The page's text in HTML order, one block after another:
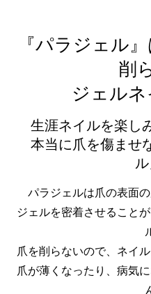
『パラジェル
削
ジェルネ
生涯ネイルを楽し
本当に爪を傷ませ
ル
パラジェルは爪の表面
ジェルを密着させること
爪を削らないので、ネイ
爪が薄くなったり、病気